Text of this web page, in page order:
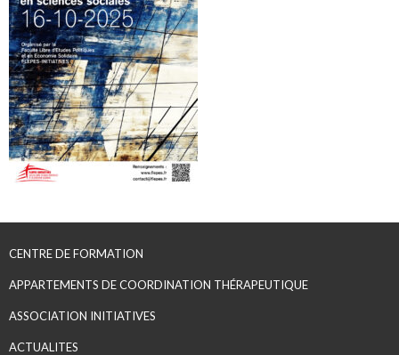
CENTRE DE FORMATION
APPARTEMENTS DE COORDINATION THÉRAPEUTIQUE
ASSOCIATION INITIATIVES
ACTUALITES